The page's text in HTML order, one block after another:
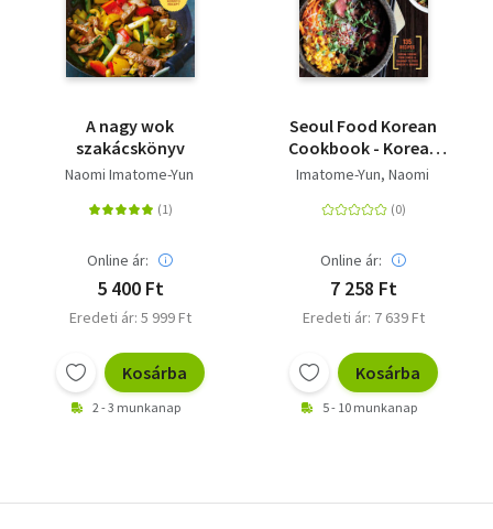
Történelem
Vallás
A nagy wok
szakácskönyv
Naomi Imatome-Yun
Online ár:
5 400 Ft
Eredeti ár: 5 999 Ft
Kosárba
2 - 3 munkanap
Seoul Food Korean
Cookbook - Korean
Cooking from Kimchi
Chicken and Bingsoo
Imatome-Yun, Naomi
Online ár:
7 258 Ft
Eredeti ár: 7 639 Ft
Kosárba
5 - 10 munkanap